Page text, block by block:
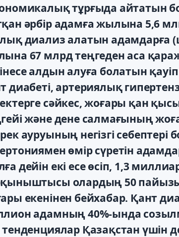
тұрғыда айтатын
әрбір адамға жылына 5,6
диализ алатын адамдарға
67 млрд теңгеден аса
алдын алуға болатын
диабеті, артериялық
сәйкес, жоғары қан
және дене салмағының
ауруының негізгі
өмір сүретін
дейін екі есе өсіп, 1,3
олардың 50
екенінен бейхабар. Қант
адамның 40%-ында
Қазақстан үшін